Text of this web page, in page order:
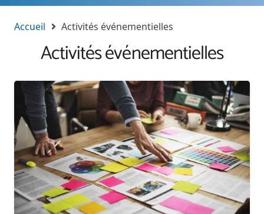
Accueil Activités événementielles
Activités événementielles